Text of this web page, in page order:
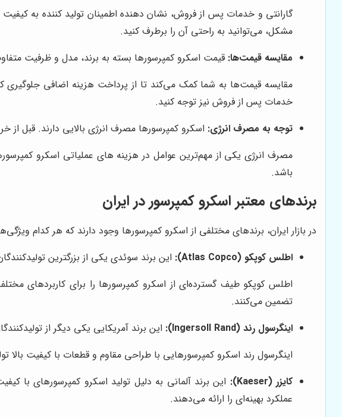
گارانتی و خدمات پس از فروش، نشان دهنده اطمینان تولید کننده به
مشکل، می‌توانید به راحتی آن را برطرف کنید.
مقایسه قیمت‌ها: قیمت اسکرو کمپرسورها بسته به برند، مدل و ظرفیت
مقایسه قیمت‌ها به شما کمک می‌کند تا از پرداخت هزینه اضافی جلوگیری
خدمات پس از فروش نیز توجه کنید.
توجه به مصرف انرژی: اسکرو کمپرسورها مصرف انرژی بالایی دارند. قبل از
مصرف انرژی یکی از مهم‌ترین عوامل در هزینه های عملیاتی اسکرو
باشد.
برندهای معتبر اسکرو کمپرسور در ایران
در بازار ایران، برندهای مختلفی از اسکرو کمپرسورها وجود دارند که هر کدام
اطلس کوپکو (Atlas Copco):
این برند سوئدی یکی از بزرگترین
اطلس کوپکو طیف گسترده‌ای از اسکرو کمپرسورها را برای کاربردهای
تضمین می‌کنند.
اینگرسول رند (Ingersoll Rand):
این برند آمریکایی یکی دیگر از
اینگرسول رند اسکرو کمپرسورهایی با طراحی مقاوم و قطعات با کیفیت
کایزر (Kaeser):
این برند آلمانی به دلیل تولید اسکرو کمپرسورهای با
عملکرد بهینه‌ای را ارائه می‌دهند.